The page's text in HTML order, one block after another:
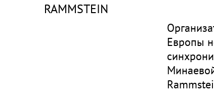
RAMMSTEIN
Европы